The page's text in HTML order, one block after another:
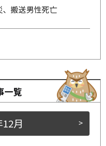
搬送男性死亡
一覧
>
月